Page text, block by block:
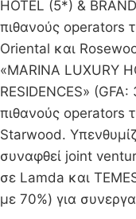
HOTEL (5*) &
πιθανούς operators
Oriental και
«MARINA LUXURY
RESIDENCES»
πιθανούς operators
Starwood.
συναφθεί joint
σε Lamda και
με 70%) για